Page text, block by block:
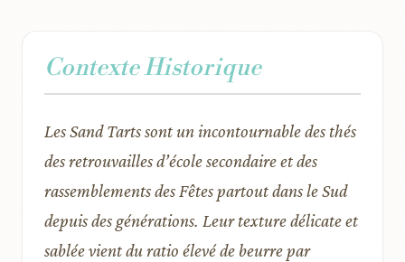
Contexte Historique
Les Sand Tarts sont un incontournable des thés
des retrouvailles d’école secondaire et des
rassemblements des Fêtes partout dans le Sud
depuis des générations. Leur texture délicate et
sablée vient du ratio élevé de beurre par